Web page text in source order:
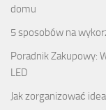
domu
5 sposobów na
Poradnik Zakupowy:
LED
Jak zorganizować